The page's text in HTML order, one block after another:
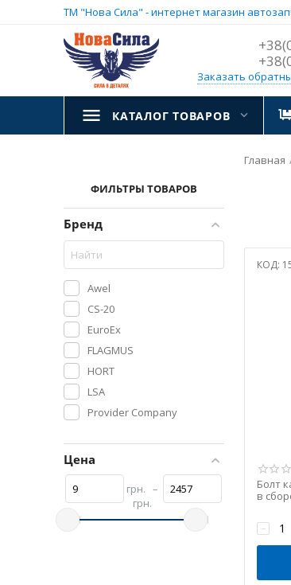
ТМ "Нова Сила" - интернет магазин
Заказать
КАТАЛОГ ТОВАРОВ
ФИЛЬТРЫ ТОВАРОВ
Бренд
Awel
CS-20
EuroEx
FLAGMUS
HORT
LSA
Provider Company
SSD
Цена
грн. –
грн.
Главная
КОД:
Болт
в
−